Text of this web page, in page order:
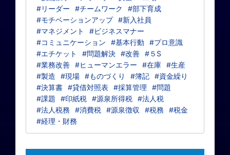
#リーダー
#チームワーク
#部下育成
#モチベーションアップ #新入社員
#マネジメント
#ビジネスマナー
#コミュニケーション
#基本行動
#プロ意識
#エチケット
#問題解決 #改善 #５S
#業務改善 #ヒューマンエラー #在庫 #生産
#製造
#現場 #ものづくり #簿記 #資金繰り
#決算書 #貸借対照表 #採算管理
#問題
#課題
#印紙税 #源泉所得税 #法人税
#法人税務
#消費税 #源泉徴収 #税務
#税金
#経理・財務